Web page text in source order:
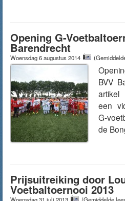
Opening G-
Barendrecht
Woensdag 6 augustus 2014
BVV
artikel
een
G-
de
Prijsuitreiking door
Voetbaltoernooi 2013